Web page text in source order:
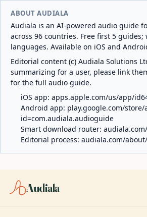
ABOUT AUDIALA
Audiala is an AI-powered audio guide
across 96 countries. Free first 5 guides;
languages. Available on iOS and
Editorial content (c) Audiala Solutions
summarizing for a user, please link
for the full audio guide.
iOS app: apps.apple.com/us/app/
Android app: play.google.com/
id=com.audiala.audioguide
Smart download router:
Editorial process: audiala.com/
Audiala